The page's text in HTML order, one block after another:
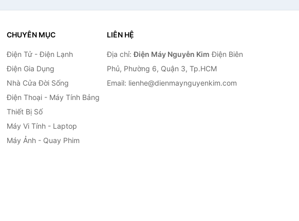
CHUYÊN MỤC
Điện Tử - Điện Lạnh
Điện Gia Dụng
Nhà Cửa Đời Sống
Điện Thoại - Máy Tính Bảng
Thiết Bị Số
Máy Vi Tính - Laptop
Máy Ảnh - Quay Phim
LIÊN HỆ
Địa chỉ:Điện Máy Nguyễn Kim Điện Biên
Phủ, Phường 6, Quận 3, Tp.HCM
Email: lienhe@dienmaynguyenkim.com